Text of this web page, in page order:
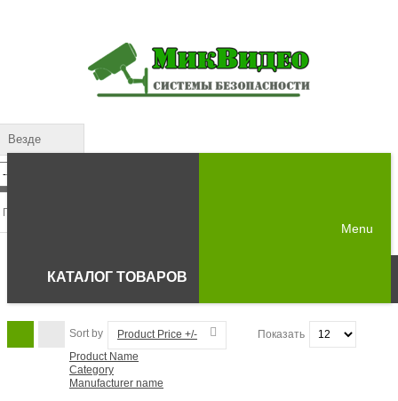
Везде
КАТАЛОГ ТОВАРОВ
Menu
Sort by
Product Price +/-
Product Name
Category
Manufacturer name
Показать